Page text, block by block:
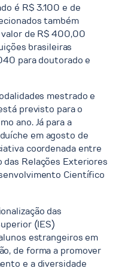
é R$ 3.100 e de
também
de R$ 400,00
brasileiras
para doutorado e
mestrado e
previsto para o
ano. Já para a
em agosto de
coordenada entre
das Relações Exteriores
Científico
das
(IES)
estrangeiros em
de forma a promover
e a diversidade